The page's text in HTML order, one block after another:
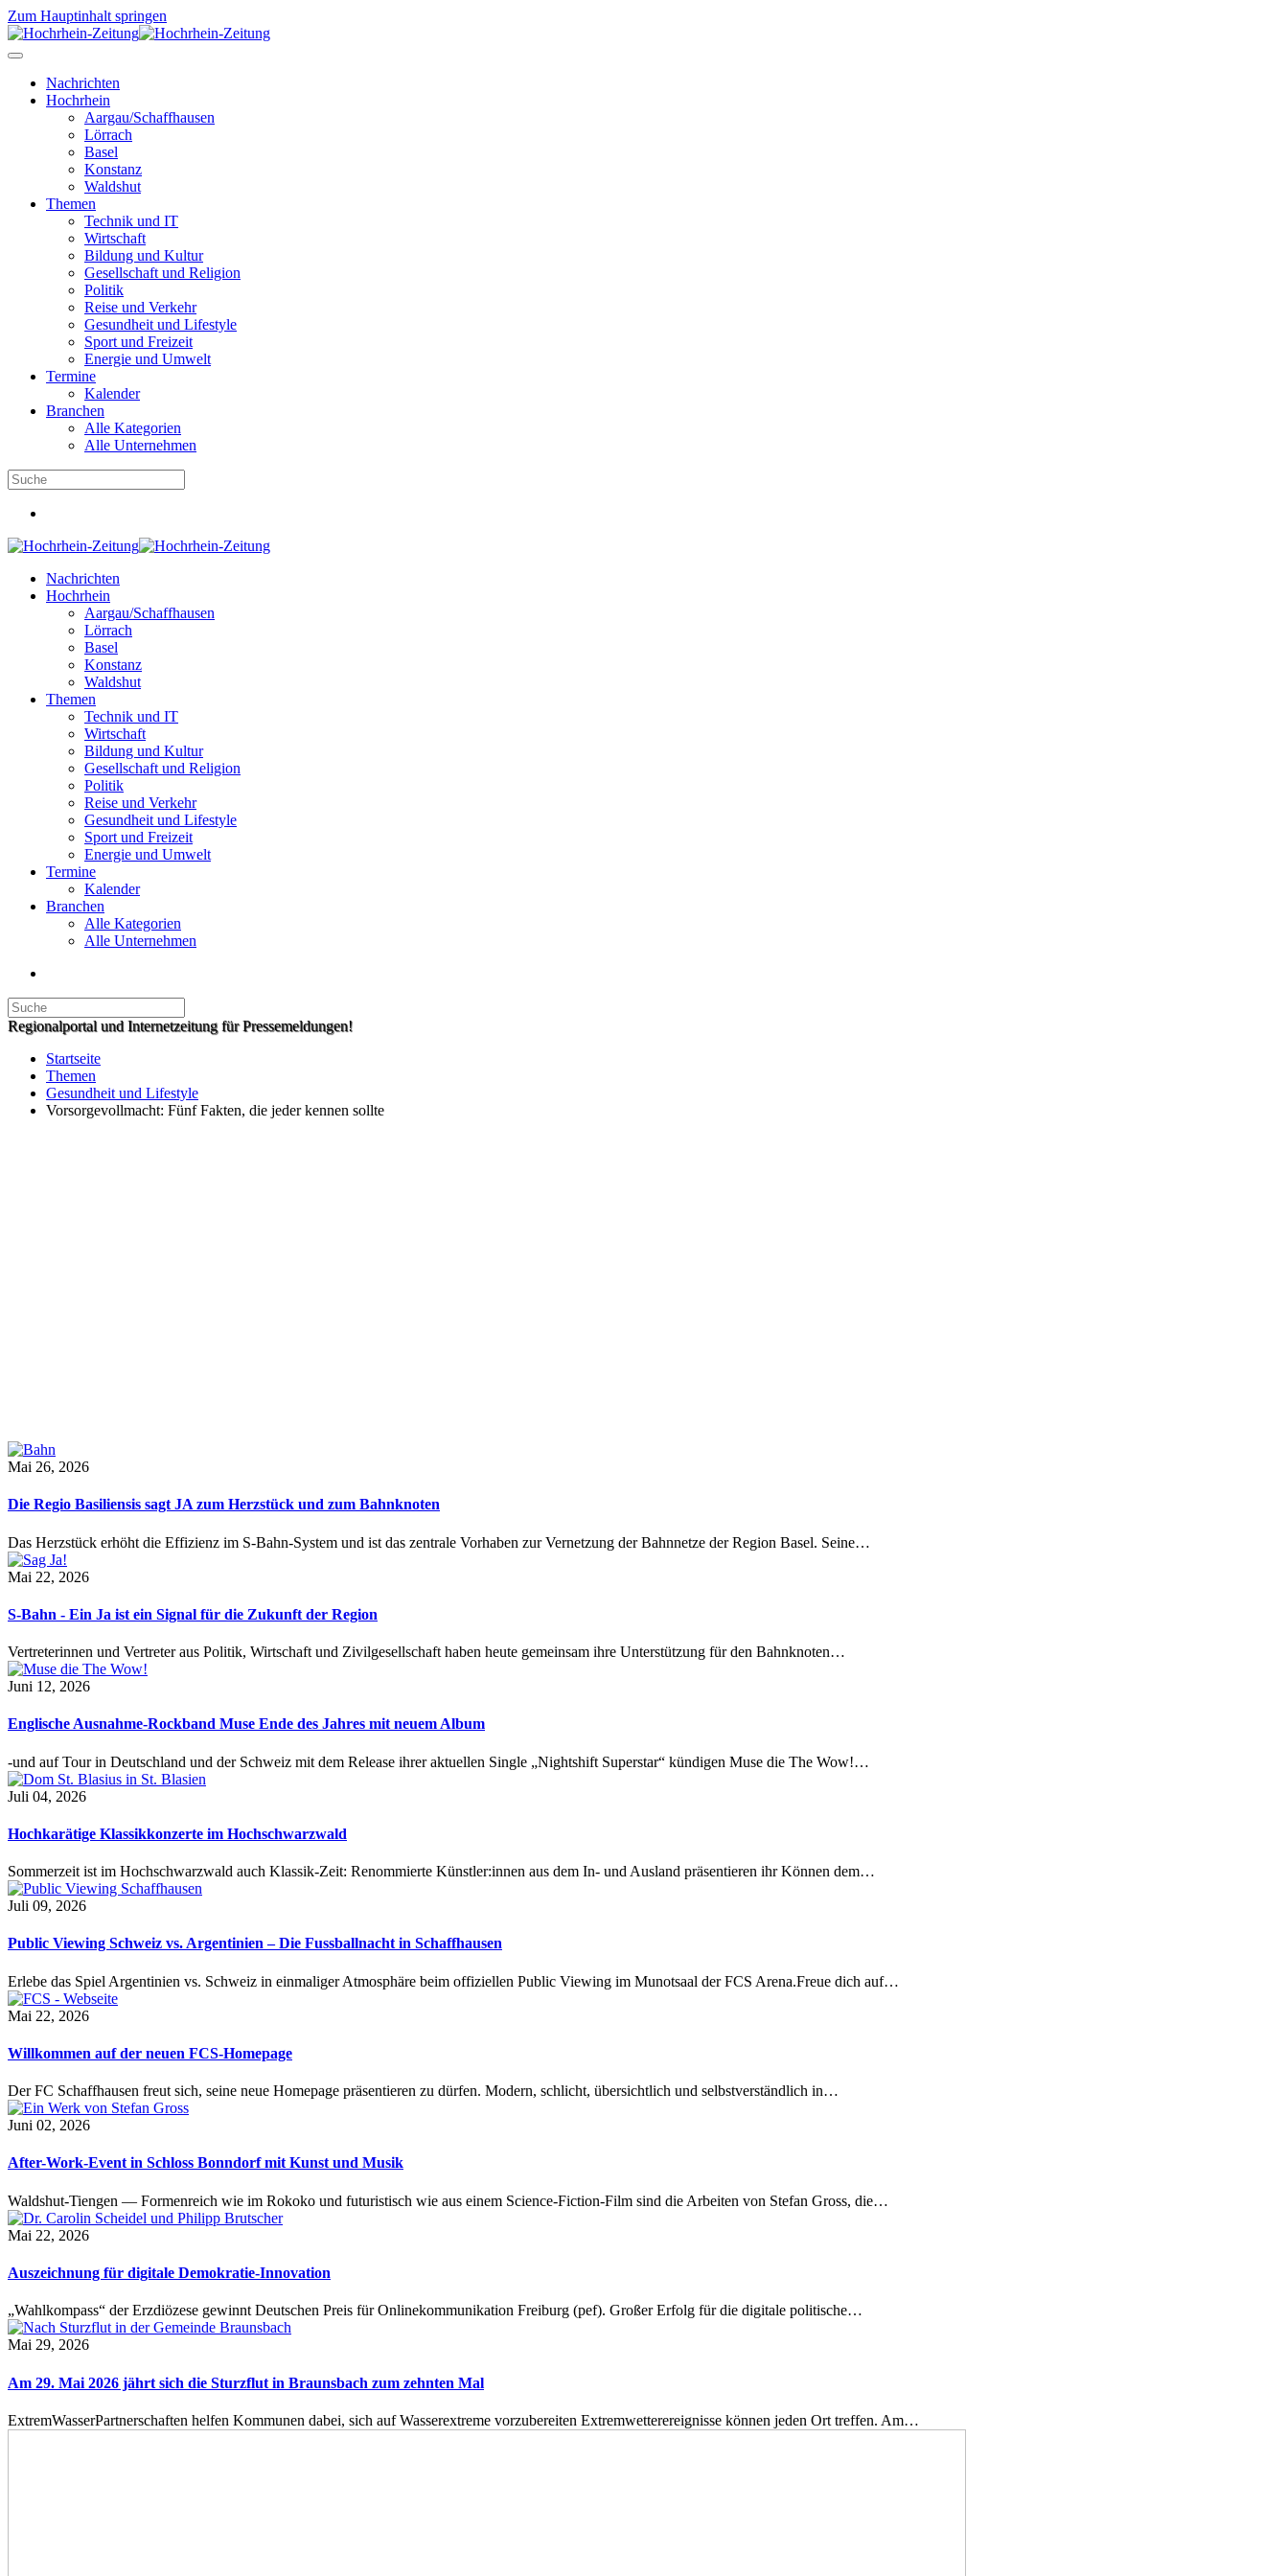
Zum Hauptinhalt springen
Nachrichten
Hochrhein
Aargau/Schaffhausen
Lörrach
Basel
Konstanz
Waldshut
Themen
Technik und IT
Wirtschaft
Bildung und Kultur
Gesellschaft und Religion
Politik
Reise und Verkehr
Gesundheit und Lifestyle
Sport und Freizeit
Energie und Umwelt
Termine
Kalender
Branchen
Alle Kategorien
Alle Unternehmen
Nachrichten
Hochrhein
Aargau/Schaffhausen
Lörrach
Basel
Konstanz
Waldshut
Themen
Technik und IT
Wirtschaft
Bildung und Kultur
Gesellschaft und Religion
Politik
Reise und Verkehr
Gesundheit und Lifestyle
Sport und Freizeit
Energie und Umwelt
Termine
Kalender
Branchen
Alle Kategorien
Alle Unternehmen
Regionalportal und Internetzeitung für Pressemeldungen!
Startseite
Themen
Gesundheit und Lifestyle
Vorsorgevollmacht: Fünf Fakten, die jeder kennen sollte
Mai 26, 2026
Die Regio Basiliensis sagt JA zum Herzstück und zum Bahnknoten
Das Herzstück erhöht die Effizienz im S-Bahn-System und ist das zentrale Vorhaben zur Vernetzung der Bahnnetze der Region Basel. Seine…
Mai 22, 2026
S-Bahn - Ein Ja ist ein Signal für die Zukunft der Region
Vertreterinnen und Vertreter aus Politik, Wirtschaft und Zivilgesellschaft haben heute gemeinsam ihre Unterstützung für den Bahnknoten…
Juni 12, 2026
Englische Ausnahme-Rockband Muse Ende des Jahres mit neuem Album
-und auf Tour in Deutschland und der Schweiz mit dem Release ihrer aktuellen Single „Nightshift Superstar“ kündigen Muse die The Wow!…
Juli 04, 2026
Hochkarätige Klassikkonzerte im Hochschwarzwald
Sommerzeit ist im Hochschwarzwald auch Klassik-Zeit: Renommierte Künstler:innen aus dem In- und Ausland präsentieren ihr Können dem…
Juli 09, 2026
Public Viewing Schweiz vs. Argentinien – Die Fussballnacht in Schaffhausen
Erlebe das Spiel Argentinien vs. Schweiz in einmaliger Atmosphäre beim offiziellen Public Viewing im Munotsaal der FCS Arena.Freue dich auf…
Mai 22, 2026
Willkommen auf der neuen FCS-Homepage
Der FC Schaffhausen freut sich, seine neue Homepage präsentieren zu dürfen. Modern, schlicht, übersichtlich und selbstverständlich in…
Juni 02, 2026
After-Work-Event in Schloss Bonndorf mit Kunst und Musik
Waldshut-Tiengen — Formenreich wie im Rokoko und futuristisch wie aus einem Science-Fiction-Film sind die Arbeiten von Stefan Gross, die…
Mai 22, 2026
Auszeichnung für digitale Demokratie-Innovation
„Wahlkompass“ der Erzdiözese gewinnt Deutschen Preis für Onlinekommunikation Freiburg (pef). Großer Erfolg für die digitale politische…
Mai 29, 2026
Am 29. Mai 2026 jährt sich die Sturzflut in Braunsbach zum zehnten Mal
ExtremWasserPartnerschaften helfen Kommunen dabei, sich auf Wasserextreme vorzubereiten Extremwetterereignisse können jeden Ort treffen. Am…